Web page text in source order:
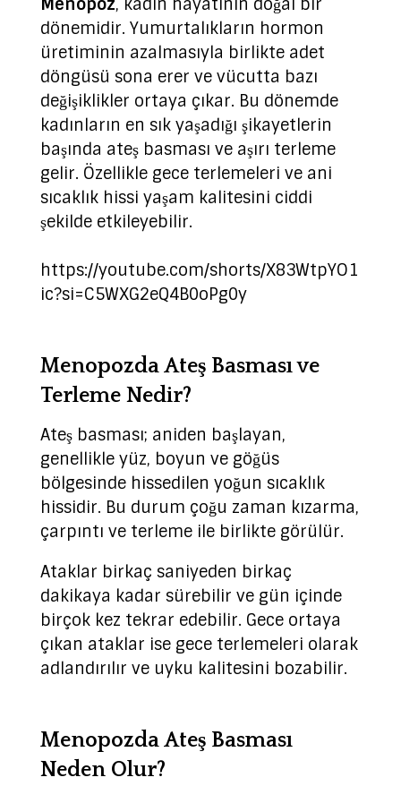
dönemidir. Yumurtalıkların hormon
üretiminin azalmasıyla birlikte adet
döngüsü sona erer ve vücutta bazı
değişiklikler ortaya çıkar. Bu dönemde
kadınların en sık yaşadığı şikayetlerin
başında ateş basması ve aşırı terleme
gelir. Özellikle gece terlemeleri ve ani
sıcaklık hissi yaşam kalitesini ciddi
şekilde etkileyebilir.
https://youtube.com/shorts/X83WtpYO1
ic?si=C5WXG2eQ4B0oPg0y
Menopozda Ateş Basması ve
Terleme Nedir?
Ateş basması; aniden başlayan,
genellikle yüz, boyun ve göğüs
bölgesinde hissedilen yoğun sıcaklık
hissidir. Bu durum çoğu zaman kızarma,
çarpıntı ve terleme ile birlikte görülür.
Ataklar birkaç saniyeden birkaç
dakikaya kadar sürebilir ve gün içinde
birçok kez tekrar edebilir. Gece ortaya
çıkan ataklar ise gece terlemeleri olarak
adlandırılır ve uyku kalitesini bozabilir.
Menopozda Ateş Basması
Neden Olur?